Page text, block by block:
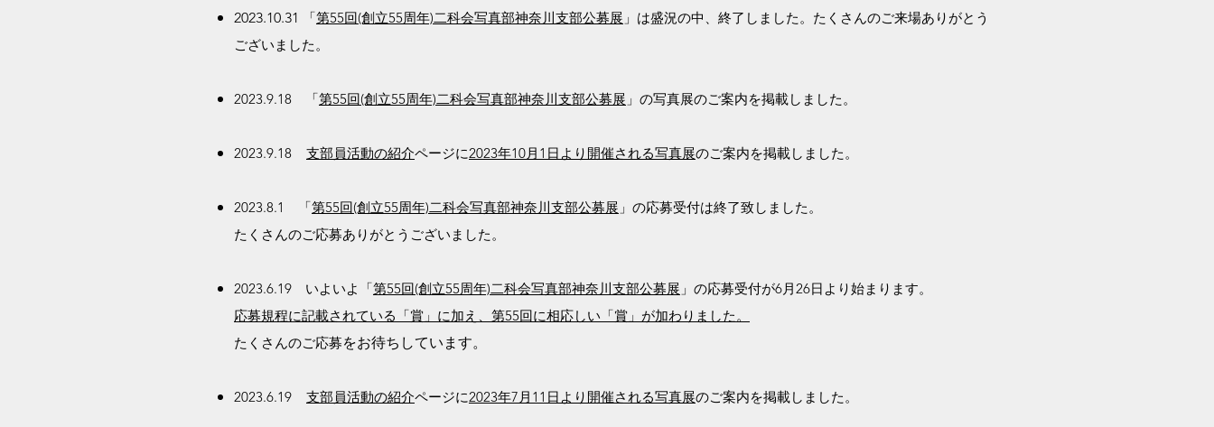
2023.10.31 「第55回(創立55周年)二科会写真部神奈川支部公募展 」は盛況の中、終了しました。たくさんのご来場ありがとう
ございました。
​2023.9.18 「第55回(創立55周年)二科会写真部神奈川支部公募展 」の写真展のご案内を掲載しました。
​2023.9.18 支部員活動の紹介ページに2023年10月1日より開催される写真展のご案内を掲載しました。
​2023.8.1 「第55回(創立55周年)二科会写真部神奈川支部公募展 」の応募受付は終了致しました。
たくさんのご応募ありがとうございました。
​2023.6.19 いよいよ「第55回(創立55周年)二科会写真部神奈川支部公募展 」の応募受付が6月26日より始まります。
応募規程に記載されている「賞」に加え、第55回に相応しい「賞」が加わりました。
たくさんのご応募​をお待ちしています。
​2023.6.19 支部員活動の紹介ページに2023年7月11日より開催される写真展のご案内を掲載しました。